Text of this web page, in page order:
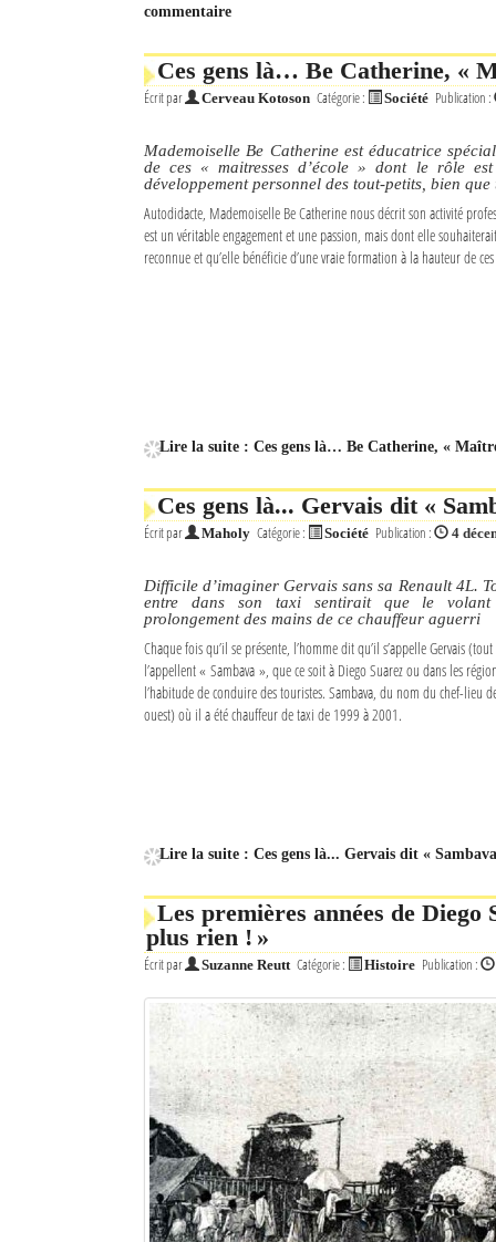
Mot de passe oublié ?
commentaire
Ces gens là… Be Catherine, «
Écrit par Cerveau Kotoson Catégorie : Société Publication :
Mademoiselle Be Catherine est éducatrice
de ces « maitresses d’école » dont le rôle
développement personnel des tout-petits, bien
Autodidacte, Mademoiselle Be Catherine nous décrit son activité
est un véritable engagement et une passion, mais dont elle
reconnue et qu’elle bénéficie d’une vraie formation à la hauteur de
Lire la suite : Ces gens là… Be Catherine, «
Ces gens là... Gervais dit «
Écrit par Maholy Catégorie : Société Publication : 4
Difficile d’imaginer Gervais sans sa Renault 4L.
entre dans son taxi sentirait que le
prolongement des mains de ce chauffeur aguerri
Chaque fois qu’il se présente, l’homme dit qu’il s’appelle Gervais
l’appellent « Sambava », que ce soit à Diego Suarez ou dans les
l’habitude de conduire des touristes. Sambava, du nom du chef-lieu
ouest) où il a été chauffeur de taxi de 1999 à 2001.
Lire la suite : Ces gens là... Gervais dit «
Les premières années de Diego
plus rien ! »
Écrit par Suzanne Reutt Catégorie : Histoire Publication :